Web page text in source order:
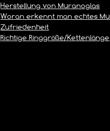
Herstellung von Muranoglas
Woran erkennt man echtes
Zufriedenheit
Richtige Ringgröße/Kettenlänge